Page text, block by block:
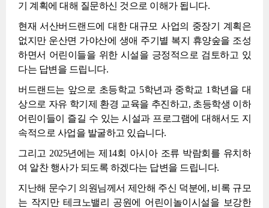
기 계획에 대해 질문하신 것으로 이해가 됩니다.
현재 서산버드랜드에 대한 대규모 사업의 중장기 계획은
없지만 운산면 가야산에 생애 주기별 복지 휴양숲을 조성
하면서 어린이들을 위한 시설을 긍정적으로 검토하고 있
다는 답변을 드립니다.
버드랜드는 앞으로 초등학교 5학년과 중학교 1학년을 대
상으로 자유 학기제 환경 교육을 추진하고, 초등학생 이하
어린이들이 즐길 수 있는 시설과 프로그램에 대해서도 지
속적으로 사업을 발굴하고 있습니다.
그리고 2025년에는 제14회 아시아 조류 박람회를 유치하
여 알찬 행사가 되도록 하겠다는 답변을 드립니다.
지난해 문수기 의원님께서 제안해 주신 덕분에, 비록 규모
는 작지만 테크노밸리 공원에 어린이놀이시설을 보강한